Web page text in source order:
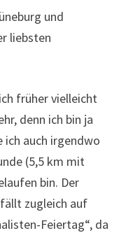
und
liebsten
früher vielleicht
denn ich bin ja
ich auch irgendwo
(5,5 km mit
bin. Der
zugleich auf
Feiertag“, da